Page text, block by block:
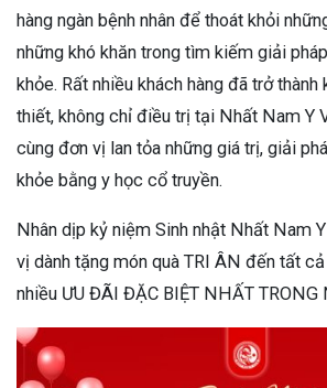
hàng ngàn bệnh nhân để thoát khỏi
những khó khăn trong tìm kiếm giải
khỏe. Rất nhiều khách hàng đã trở thành
thiết, không chỉ điều trị tại Nhất Nam Y
cùng đơn vị lan tỏa những giá trị, giải
khỏe bằng y học cổ truyền.
Nhân dịp kỷ niệm Sinh nhật Nhất Nam
vị dành tặng món quà TRI ÂN đến tất
nhiều ƯU ĐÃI ĐẶC BIỆT NHẤT TRONG